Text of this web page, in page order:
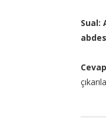
Sual:
Cevap